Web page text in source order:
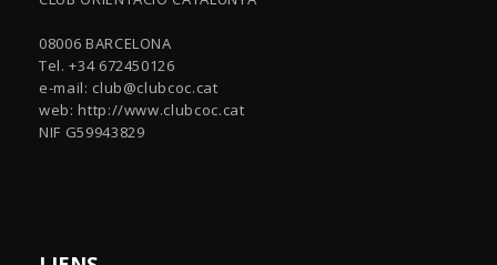
08006 BARCELONA
Tel. +34 672450126
e-mail: club@clubcoc.cat
web: http://www.clubcoc.cat
NIF G59943829